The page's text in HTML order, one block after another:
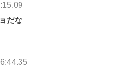
だな